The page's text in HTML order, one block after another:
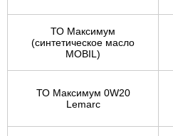
ТО Максимум
(cинтетическое масло
MOBIL)
ТО Максимум 0W20
Lemarc